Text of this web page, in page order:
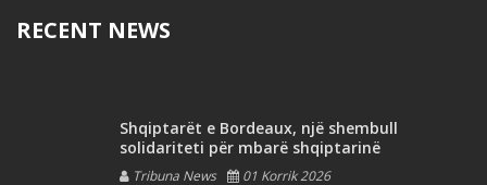
RECENT NEWS
Shqiptarët e Bordeaux, një shembull
solidariteti për mbarë shqiptarinë
Tribuna News 01 Korrik 2026